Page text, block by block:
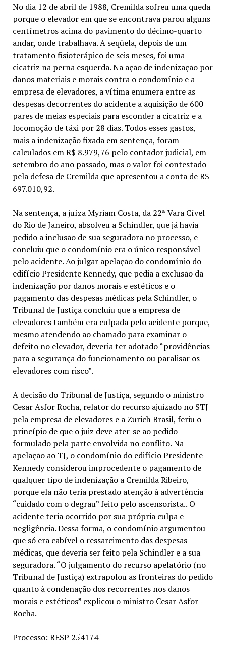
No dia 12 de abril de 1988, Cremilda sofreu uma queda
porque o elevador em que se encontrava parou alguns
centímetros acima do pavimento do décimo-quarto
andar, onde trabalhava. A seqüela, depois de um
tratamento fisioterápico de seis meses, foi uma
cicatriz na perna esquerda. Na ação de indenização por
danos materiais e morais contra o condomínio e a
empresa de elevadores, a vítima enumera entre as
despesas decorrentes do acidente a aquisição de 600
pares de meias especiais para esconder a cicatriz e a
locomoção de táxi por 28 dias. Todos esses gastos,
mais a indenização fixada em sentença, foram
calculados em R$ 8.979,76 pelo contador judicial, em
setembro do ano passado, mas o valor foi contestado
pela defesa de Cremilda que apresentou a conta de R$
697.010,92.
Na sentença, a juíza Myriam Costa, da 22ª Vara Cível
do Rio de Janeiro, absolveu a Schindler, que já havia
pedido a inclusão de sua seguradora no processo, e
concluiu que o condomínio era o único responsável
pelo acidente. Ao julgar apelação do condomínio do
edifício Presidente Kennedy, que pedia a exclusão da
indenização por danos morais e estéticos e o
pagamento das despesas médicas pela Schindler, o
Tribunal de Justiça concluiu que a empresa de
elevadores também era culpada pelo acidente porque,
mesmo atendendo ao chamado para examinar o
defeito no elevador, deveria ter adotado “providências
para a segurança do funcionamento ou paralisar os
elevadores com risco”.
A decisão do Tribunal de Justiça, segundo o ministro
Cesar Asfor Rocha, relator do recurso ajuizado no STJ
pela empresa de elevadores e a Zurich Brasil, feriu o
princípio de que o juiz deve ater-se ao pedido
formulado pela parte envolvida no conflito. Na
apelação ao TJ, o condomínio do edifício Presidente
Kennedy considerou improcedente o pagamento de
qualquer tipo de indenização a Cremilda Ribeiro,
porque ela não teria prestado atenção à advertência
“cuidado com o degrau” feito pelo ascensorista.. O
acidente teria ocorrido por sua própria culpa e
negligência. Dessa forma, o condomínio argumentou
que só era cabível o ressarcimento das despesas
médicas, que deveria ser feito pela Schindler e a sua
seguradora. “O julgamento do recurso apelatório (no
Tribunal de Justiça) extrapolou as fronteiras do pedido
quanto à condenação dos recorrentes nos danos
morais e estéticos” explicou o ministro Cesar Asfor
Rocha.
Processo: RESP 254174